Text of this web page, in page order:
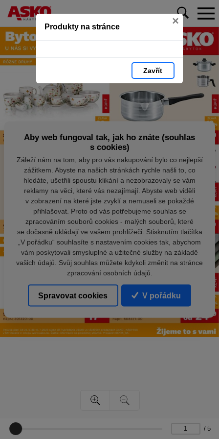
Produkty na stránce ×
Zavřít
/ 5
Aby web fungoval tak, jak ho znáte (souhlas
s cookies)
Záleží nám na tom, aby pro vás nakupování bylo co nejlepší
zážitkem. Abyste na našich stránkách rychle našli to, co
hledáte, ušetřili spoustu klikání a nezobrazovaly se vám
reklamy na věci, které vás nezajímají. Abyste web viděli
v zobrazení na které jste zvyklí a nemuseli se pokaždé
přihlašovat. Proto od vás potřebujeme souhlas se
zpracováním souborů cookies - malých souborů, které
se dočasně ukládají ve vašem prohlížeči. Stisknutím tlačítka
„V pořádku“ souhlasíte s nastavením cookies tak, abychom
vám poskytovali smysluplné a užitečné služby na základě
vašich údajů. Svůj souhlas můžete kdykoli změnit na stránce
zpracování osobních údajů.
Spravovat cookies V pořádku